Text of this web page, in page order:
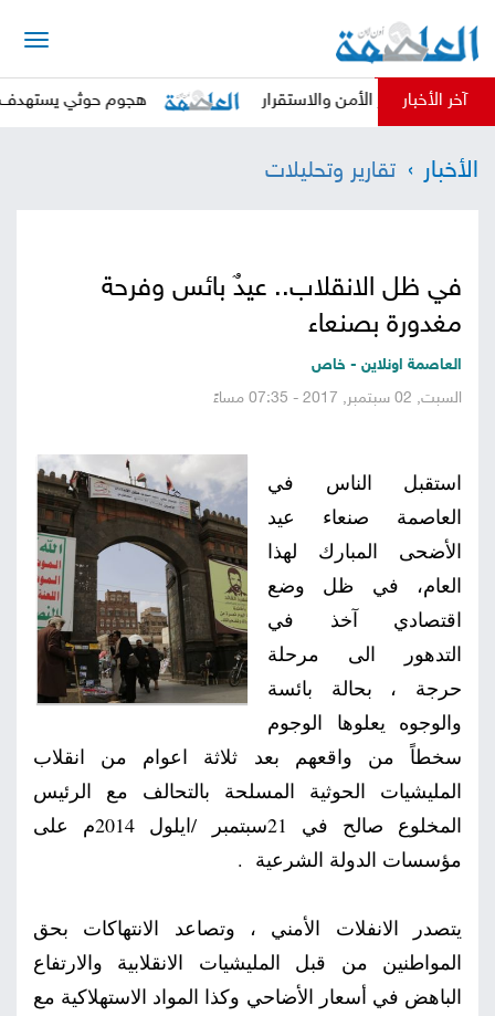
الرئيسية
وتحليلات
فيديوهات
صور
من
نحن
إتصل
البحث
آخر الأخبار
الأمن والاستقرار هجوم حوثي يستهدف معسكر قوات
الأخبار تقارير وتحليلات
في ظل الانقلاب.. عيدٌ بائس وفرحة
مغدورة بصنعاء
العاصمة اونلاين - خاص
السبت, 02 سبتمبر, 2017 - 07:35 مساءً
استقبل الناس في
العاصمة صنعاء عيد
الأضحى المبارك لهذا
العام، في ظل وضع
اقتصادي آخذ في
التدهور الى مرحلة
حرجة ، بحالة بائسة
والوجوه يعلوها الوجوم
سخطاً من واقعهم بعد ثلاثة اعوام من انقلاب
المليشيات الحوثية المسلحة بالتحالف مع الرئيس
المخلوع صالح في 21سبتمبر /ايلول 2014م على
مؤسسات الدولة الشرعية .
يتصدر الانفلات الأمني ، وتصاعد الانتهاكات بحق
المواطنين من قبل المليشيات الانقلابية والارتفاع
الباهض في أسعار الأضاحي وكذا المواد الاستهلاكية مع